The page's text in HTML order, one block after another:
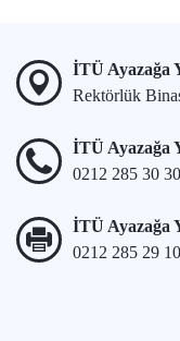
İTÜ Ayazağa
Rektörlük
İTÜ Ayazağa
0212 285 30
İTÜ Ayazağa
0212 285 29 10